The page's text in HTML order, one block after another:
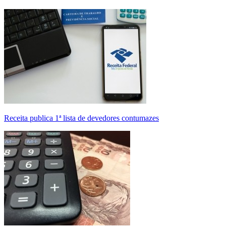
Receita publica 1ª lista de devedores contumazes